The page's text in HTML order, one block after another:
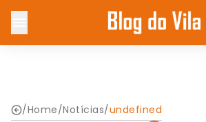
/Home/Notícias/undefined